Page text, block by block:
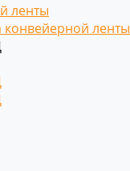
ленты
конвейерной ленты